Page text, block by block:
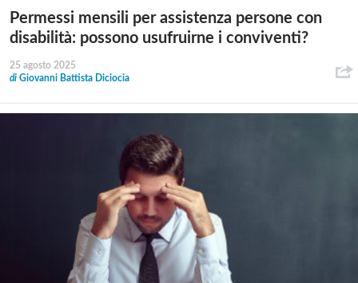
Permessi mensili per assistenza persone con
disabilità: possono usufruirne i conviventi?
25 agosto 2025
di Giovanni Battista Diciocia